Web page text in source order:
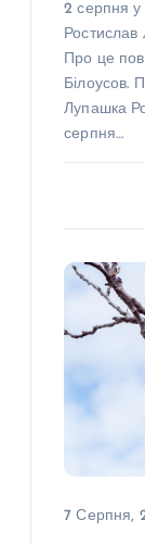
2 серпня у
Ростислав
Про це
Білоусов.
Лупашка
серпня…
7 Серпня,